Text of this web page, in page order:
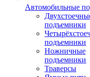
Автомобильные
подъемники
подъемники
Ножничные
подъемники
Траверсы